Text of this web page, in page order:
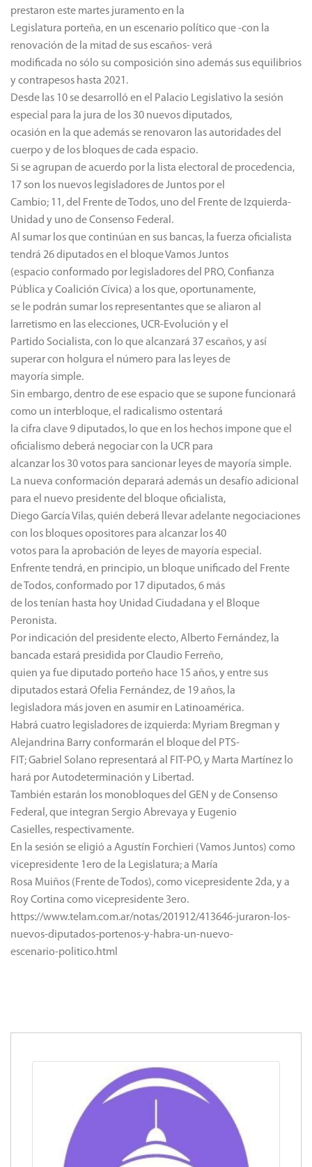
prestaron este martes juramento en la
Legislatura porteña, en un escenario político que -con la
renovación de la mitad de sus escaños- verá
modificada no sólo su composición sino además sus equilibrios
y contrapesos hasta 2021.
Desde las 10 se desarrolló en el Palacio Legislativo la sesión
especial para la jura de los 30 nuevos diputados,
ocasión en la que además se renovaron las autoridades del
cuerpo y de los bloques de cada espacio.
Si se agrupan de acuerdo por la lista electoral de procedencia,
17 son los nuevos legisladores de Juntos por el
Cambio; 11, del Frente de Todos, uno del Frente de Izquierda-
Unidad y uno de Consenso Federal.
Al sumar los que continúan en sus bancas, la fuerza oficialista
tendrá 26 diputados en el bloque Vamos Juntos
(espacio conformado por legisladores del PRO, Confianza
Pública y Coalición Cívica) a los que, oportunamente,
se le podrán sumar los representantes que se aliaron al
larretismo en las elecciones, UCR-Evolución y el
Partido Socialista, con lo que alcanzará 37 escaños, y así
superar con holgura el número para las leyes de
mayoría simple.
Sin embargo, dentro de ese espacio que se supone funcionará
como un interbloque, el radicalismo ostentará
la cifra clave 9 diputados, lo que en los hechos impone que el
oficialismo deberá negociar con la UCR para
alcanzar los 30 votos para sancionar leyes de mayoría simple.
La nueva conformación deparará además un desafío adicional
para el nuevo presidente del bloque oficialista,
Diego García Vilas, quién deberá llevar adelante negociaciones
con los bloques opositores para alcanzar los 40
votos para la aprobación de leyes de mayoría especial.
Enfrente tendrá, en principio, un bloque unificado del Frente
de Todos, conformado por 17 diputados, 6 más
de los tenían hasta hoy Unidad Ciudadana y el Bloque
Peronista.
Por indicación del presidente electo, Alberto Fernández, la
bancada estará presidida por Claudio Ferreño,
quien ya fue diputado porteño hace 15 años, y entre sus
diputados estará Ofelia Fernández, de 19 años, la
legisladora más joven en asumir en Latinoamérica.
Habrá cuatro legisladores de izquierda: Myriam Bregman y
Alejandrina Barry conformarán el bloque del PTS-
FIT; Gabriel Solano representará al FIT-PO, y Marta Martínez lo
hará por Autodeterminación y Libertad.
También estarán los monobloques del GEN y de Consenso
Federal, que integran Sergio Abrevaya y Eugenio
Casielles, respectivamente.
En la sesión se eligió a Agustín Forchieri (Vamos Juntos) como
vicepresidente 1ero de la Legislatura; a María
Rosa Muiños (Frente de Todos), como vicepresidente 2da, y a
Roy Cortina como vicepresidente 3ero.
https://www.telam.com.ar/notas/201912/413646-juraron-los-
nuevos-diputados-portenos-y-habra-un-nuevo-
escenario-politico.html